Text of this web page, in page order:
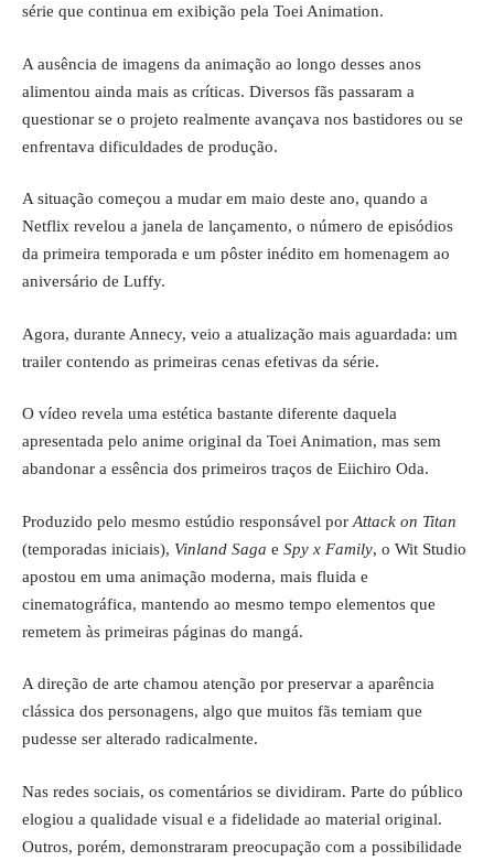
série que continua em exibição pela Toei Animation.
A ausência de imagens da animação ao longo desses anos
alimentou ainda mais as críticas. Diversos fãs passaram a
questionar se o projeto realmente avançava nos bastidores ou se
enfrentava dificuldades de produção.
A situação começou a mudar em maio deste ano, quando a
Netflix revelou a janela de lançamento, o número de episódios
da primeira temporada e um pôster inédito em homenagem ao
aniversário de Luffy.
Agora, durante Annecy, veio a atualização mais aguardada: um
trailer contendo as primeiras cenas efetivas da série.
O vídeo revela uma estética bastante diferente daquela
apresentada pelo anime original da Toei Animation, mas sem
abandonar a essência dos primeiros traços de Eiichiro Oda.
Produzido pelo mesmo estúdio responsável por Attack on Titan
(temporadas iniciais), Vinland Saga e Spy x Family, o Wit Studio
apostou em uma animação moderna, mais fluida e
cinematográfica, mantendo ao mesmo tempo elementos que
remetem às primeiras páginas do mangá.
A direção de arte chamou atenção por preservar a aparência
clássica dos personagens, algo que muitos fãs temiam que
pudesse ser alterado radicalmente.
Nas redes sociais, os comentários se dividiram. Parte do público
elogiou a qualidade visual e a fidelidade ao material original.
Outros, porém, demonstraram preocupação com a possibilidade